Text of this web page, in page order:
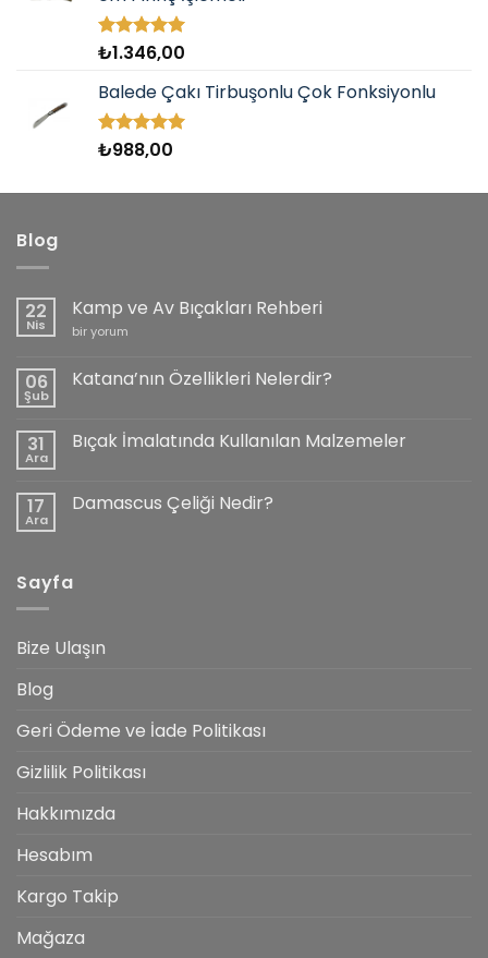
5 üzerinden
aldı
₺1.346,00
Balede Çakı Tirbuşonlu Çok Fonksiyonlu
5 üzerinden
₺988,00
Blog
22
Nis
Kamp ve Av Bıçakları Rehberi
Kamp
Bıçakları
Rehberi
bir yorum
06
Şub
Katana’nın Özellikleri Nelerdir?
Katana’nın
Özellikleri
Nelerdir?
31
Ara
Bıçak İmalatında Kullanılan Malzemeler
İmalatında
17
Ara
Damascus Çeliği Nedir?
Nedir?
Sayfa
Bize Ulaşın
Blog
Geri Ödeme ve İade Politikası
Gizlilik Politikası
Hakkımızda
Hesabım
Kargo Takip
Mağaza